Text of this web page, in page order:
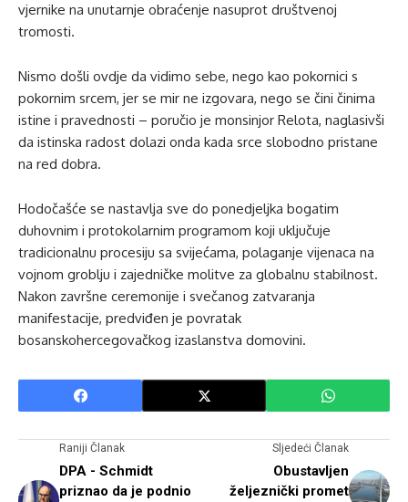
vjernike na unutarnje obraćenje nasuprot društvenoj
tromosti.
Nismo došli ovdje da vidimo sebe, nego kao pokornici s
pokornim srcem, jer se mir ne izgovara, nego se čini činima
istine i pravednosti – poručio je monsinjor Relota, naglasivši
da istinska radost dolazi onda kada srce slobodno pristane
na red dobra.
Hodočašće se nastavlja sve do ponedjeljka bogatim
duhovnim i protokolarnim programom koji uključuje
tradicionalnu procesiju sa svijećama, polaganje vijenaca na
vojnom groblju i zajedničke molitve za globalnu stabilnost.
Nakon završne ceremonije i svečanog zatvaranja
manifestacije, predviđen je povratak
bosanskohercegovačkog izaslanstva domovini.
Raniji Članak
DPA - Schmidt
priznao da je podnio
Sljedeći Članak
Obustavljen
željeznički promet